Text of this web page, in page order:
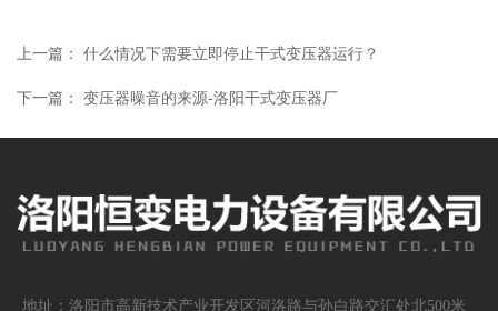
上一篇： 什么情况下需要立即停止干式变压器运行？
下一篇： 变压器噪音的来源-洛阳干式变压器厂
地址：洛阳市高新技术产业开发区河洛路与孙白路交汇处北500米